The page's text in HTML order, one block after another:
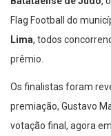
Batataense de Judô,
Flag Football do
Lima, todos
prêmio.
Os finalistas foram
premiação, Gustavo
votação final, agora